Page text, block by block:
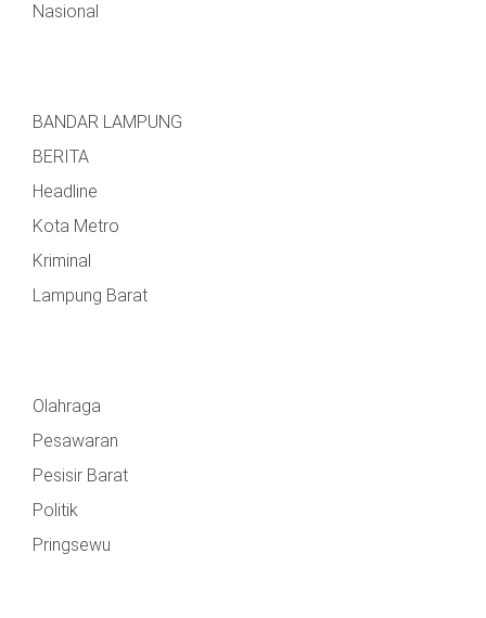
Nasional
BANDAR LAMPUNG
BERITA
Headline
Kota Metro
Kriminal
Lampung Barat
Olahraga
Pesawaran
Pesisir Barat
Politik
Pringsewu